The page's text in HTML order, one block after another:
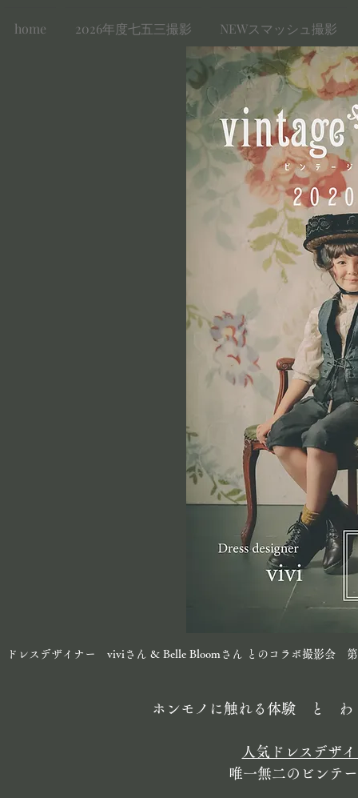
home 2026年度七五三撮影 NEWスマッシュ撮影
ドレスデザイナー viviさん & Belle Bloomさん とのコラボ撮影会
ホンモノに触れる体験 と わ
人気ドレスデザ
唯一無二のビンテ